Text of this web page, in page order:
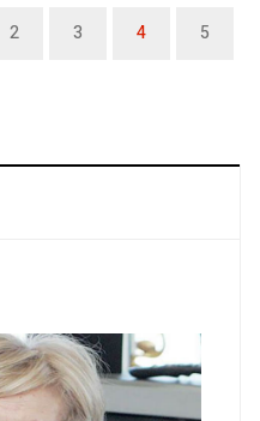
2 3 4 5